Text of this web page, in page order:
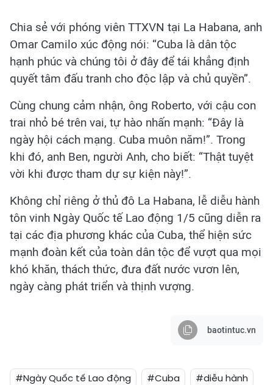
Chia sẻ với phóng viên TTXVN tại La Habana, anh
Omar Camilo xúc động nói: “Cuba là dân tộc
hạnh phúc và chúng tôi ở đây để tái khẳng định
quyết tâm đấu tranh cho độc lập và chủ quyền”.
Cùng chung cảm nhận, ông Roberto, với cậu con
trai nhỏ bé trên vai, tự hào nhấn mạnh: “Đây là
ngày hội cách mạng. Cuba muôn năm!”. Trong
khi đó, anh Ben, người Anh, cho biết: “Thật tuyệt
vời khi được tham dự sự kiện này!”.
Không chỉ riêng ở thủ đô La Habana, lễ diễu hành
tôn vinh Ngày Quốc tế Lao động 1/5 cũng diễn ra
tại các địa phương khác của Cuba, thể hiện sức
mạnh đoàn kết của toàn dân tộc để vượt qua mọi
khó khăn, thách thức, đưa đất nước vươn lên,
ngày càng phát triển và thịnh vượng.
baotintuc.vn
#Ngày Quốc tế Lao động #Cuba #diễu hành